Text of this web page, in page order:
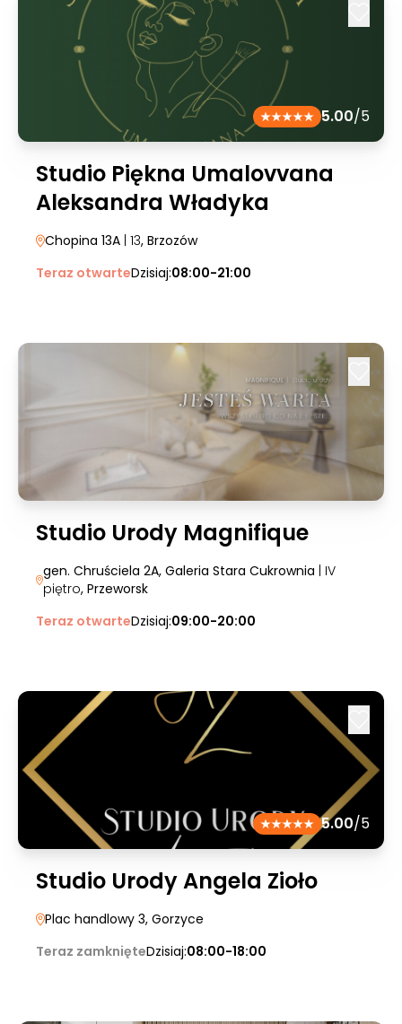
5.00/5
Studio Piękna Umalovvana
Aleksandra Władyka
Chopina 13A | 13, Brzozów
Teraz otwarteDzisiaj:08:00-21:00
Studio Urody Magnifique
gen. Chruściela 2A, Galeria Stara Cukrownia | IV
piętro, Przeworsk
Teraz otwarteDzisiaj:09:00-20:00
5.00/5
Studio Urody Angela Zioło
Plac handlowy 3, Gorzyce
Teraz zamknięteDzisiaj:08:00-18:00